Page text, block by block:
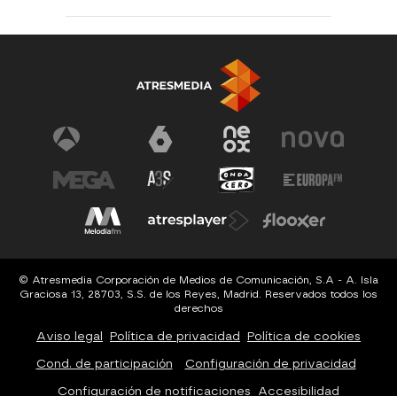
© Atresmedia Corporación de Medios de Comunicación, S.A - A. Isla
Graciosa 13, 28703, S.S. de los Reyes, Madrid. Reservados todos los
derechos
Aviso legal Política de privacidad Política de cookies
Cond. de participación Configuración de privacidad
Configuración de notificaciones Accesibilidad